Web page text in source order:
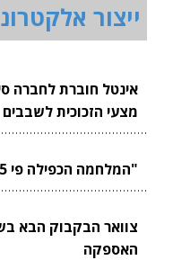
ייצור
אינטל חוברת לחברה
מצעי הזכוכית לשבבים
"המלחמה הכפילה פי 5 את שוק הייצור המיידי"
האספקה